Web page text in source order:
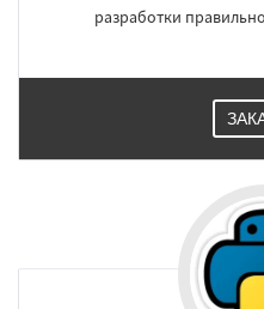
разработки